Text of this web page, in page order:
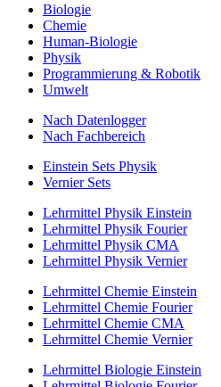
Biologie
Chemie
Human-Biologie
Physik
Programmierung & Robotik
Umwelt
Nach Datenlogger
Nach Fachbereich
Einstein Sets Physik
Vernier Sets
Lehrmittel Physik Einstein
Lehrmittel Physik Fourier
Lehrmittel Physik CMA
Lehrmittel Physik Vernier
Lehrmittel Chemie Einstein
Lehrmittel Chemie Fourier
Lehrmittel Chemie CMA
Lehrmittel Chemie Vernier
Lehrmittel Biologie Einstein